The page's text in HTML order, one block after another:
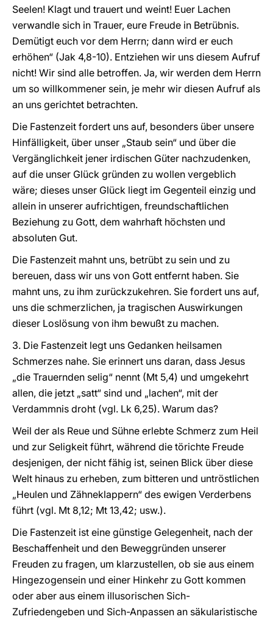
Seelen! Klagt und trauert und weint! Euer Lachen
verwandle sich in Trauer, eure Freude in Betrübnis.
Demütigt euch vor dem Herrn; dann wird er euch
erhöhen“ (Jak 4,8-10). Entziehen wir uns diesem Aufruf
nicht! Wir sind alle betroffen. Ja, wir werden dem Herrn
um so willkommener sein, je mehr wir diesen Aufruf als
an uns gerichtet betrachten.
Die Fastenzeit fordert uns auf, besonders über unsere
Hinfälligkeit, über unser „Staub sein“ und über die
Vergänglichkeit jener irdischen Güter nachzudenken,
auf die unser Glück gründen zu wollen vergeblich
wäre; dieses unser Glück liegt im Gegenteil einzig und
allein in unserer aufrichtigen, freundschaftlichen
Beziehung zu Gott, dem wahrhaft höchsten und
absoluten Gut.
Die Fastenzeit mahnt uns, betrübt zu sein und zu
bereuen, dass wir uns von Gott entfernt haben. Sie
mahnt uns, zu ihm zurückzukehren. Sie fordert uns auf,
uns die schmerzlichen, ja tragischen Auswirkungen
dieser Loslösung von ihm bewußt zu machen.
3. Die Fastenzeit legt uns Gedanken heilsamen
Schmerzes nahe. Sie erinnert uns daran, dass Jesus
„die Trauernden selig“ nennt (Mt 5,4) und umgekehrt
allen, die jetzt „satt“ sind und „lachen“, mit der
Verdammnis droht (vgl. Lk 6,25). Warum das?
Weil der als Reue und Sühne erlebte Schmerz zum Heil
und zur Seligkeit führt, während die törichte Freude
desjenigen, der nicht fähig ist, seinen Blick über diese
Welt hinaus zu erheben, zum bitteren und untröstlichen
„Heulen und Zähneklappern“ des ewigen Verderbens
führt (vgl. Mt 8,12; Mt 13,42; usw.).
Die Fastenzeit ist eine günstige Gelegenheit, nach der
Beschaffenheit und den Beweggründen unserer
Freuden zu fragen, um klarzustellen, ob sie aus einem
Hingezogensein und einer Hinkehr zu Gott kommen
oder aber aus einem illusorischen Sich-
Zufriedengeben und Sich-Anpassen an säkularistische